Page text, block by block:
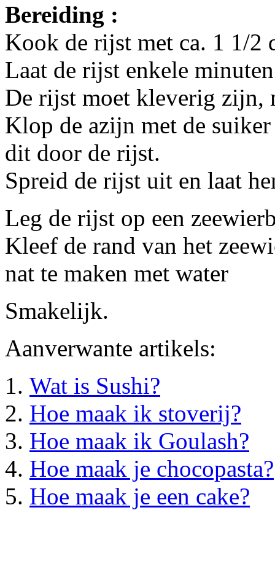
Bereiding :
Kook de rijst met ca. 1 1/2
Laat de rijst enkele
De rijst moet kleverig zijn,
Klop de azijn met de
dit door de rijst.
Spreid de rijst uit en laat
Leg de rijst op een
Kleef de rand van het
nat te maken met water
Smakelijk.
Aanverwante artikels:
Wat is Sushi?
Hoe maak ik stoverij?
Hoe maak ik Goulash?
Hoe maak je chocopasta?
Hoe maak je een cake?